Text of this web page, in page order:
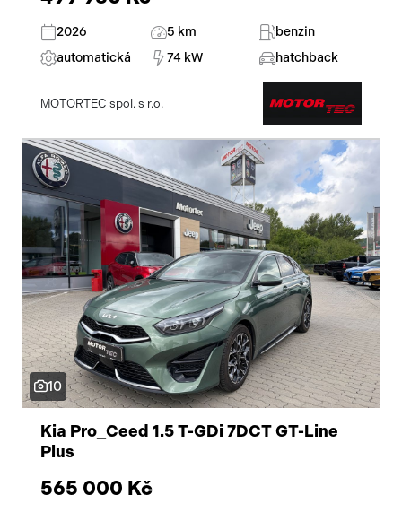
2026 5 km
benzin
automatická
74 kW hatchback
MOTORTEC spol. s r.o.
10
Kia Pro_Ceed 1.5 T-GDi 7DCT GT-Line
Plus
565 000 Kč